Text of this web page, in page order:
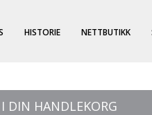
HISTORIE NETTBUTIKK
I DIN HANDLEKORG